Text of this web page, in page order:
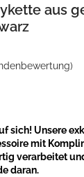
aus
sich! Unsere
mit
verarbeitet
daran.